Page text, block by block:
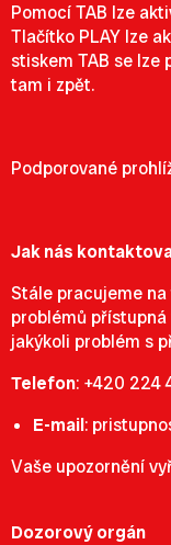
Pomocí TAB lze
Tlačítko PLAY lze
stiskem TAB se lze
tam i zpět.
Podporované
Jak nás
Stále pracujeme na
problémů
jakýkoli problém s
Telefon: +420 224
E-mail:
Vaše upozornění
Dozorový orgán